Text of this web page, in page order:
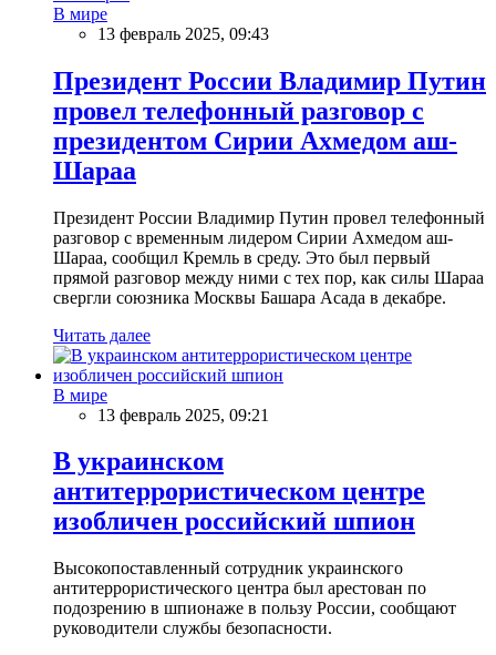
В мире
13 февраль 2025, 09:43
Президент России Владимир Путин
провел телефонный разговор с
президентом Сирии Ахмедом аш-
Шараа
Президент России Владимир Путин провел телефонный
разговор с временным лидером Сирии Ахмедом аш-
Шараа, сообщил Кремль в среду. Это был первый
прямой разговор между ними с тех пор, как силы Шараа
свергли союзника Москвы Башара Асада в декабре.
Читать далее
В мире
13 февраль 2025, 09:21
В украинском
антитеррористическом центре
изобличен российский шпион
Высокопоставленный сотрудник украинского
антитеррористического центра был арестован по
подозрению в шпионаже в пользу России, сообщают
руководители службы безопасности.